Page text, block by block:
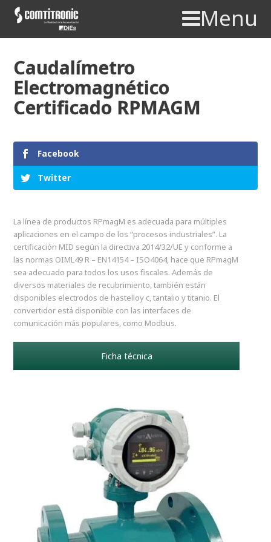
Menu
Caudalímetro
Electromagnético
Certificado RPMAGM
Facebook
Twitter
La línea de productos RPmagM es adecuada para múltiples
aplicaciones en el campo de los “procesos industriales”. La
certificación MID según la directiva 2014/32/UE y conforme a
las normas OIML49 R – EN14154 – ISO4064, hace que RPmagM
sea adecuado para todos los usos fiscales. Además de
diversos materiales de recubrimiento, también están
disponibles electrodos de hastelloy c, tantalio y titanio. El
convertidor está disponible con las interfaces de
comunicación más populares, como Modbus.
Ficha técnica